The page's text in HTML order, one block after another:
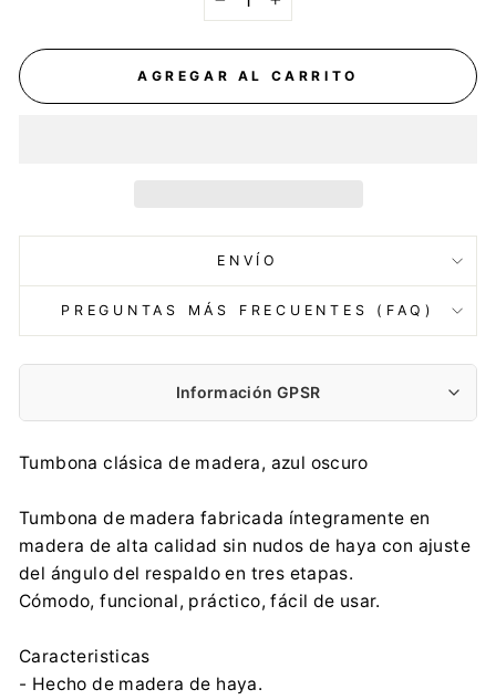
+
AGREGAR AL CARRITO
ENVÍO
PREGUNTAS MÁS FRECUENTES (FAQ)
Información GPSR
Fabricante:
Centrumelektroniki.EU Sp. z o.o.
contact@centrumelektroniki.pl
0048 32 284 72 22
Centrumelektroniki.EU Sp. z o.o.
contact@centrumelektroniki.pl
0048 32 284 72 22
Tumbona clásica de madera, azul oscuro
Tumbona de madera fabricada íntegramente en
madera de alta calidad sin nudos de haya con ajuste
del ángulo del respaldo en tres etapas.
Cómodo, funcional, práctico, fácil de usar.
Caracteristicas
- Hecho de madera de haya.